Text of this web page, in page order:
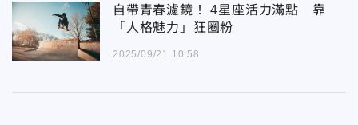
自帶青春濾鏡！ 4星座活力滿點 靠
「人格魅力」狂圈粉
2025/09/21 10:58